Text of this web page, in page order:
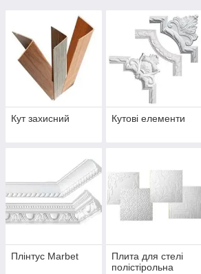
Кут захисний Кутові елементи
Плінтус Marbet
Плита для стелі
полістірольна